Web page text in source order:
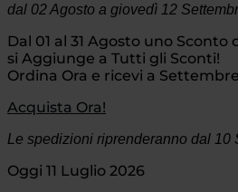
dal 02 Agosto a giovedì 12
Dal 01 al 31 Agosto uno Sconto
si Aggiunge a Tutti gli Sconti!
Ordina Ora e ricevi a Settembre
Acquista Ora!
Le spedizioni riprenderanno dal 10
Oggi 11 Luglio 2026